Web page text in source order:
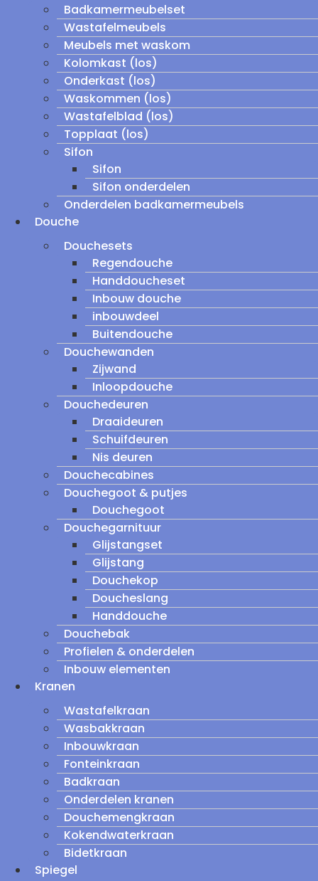
Badkamermeubelset
Wastafelmeubels
Meubels met waskom
Kolomkast (los)
Onderkast (los)
Waskommen (los)
Wastafelblad (los)
Topplaat (los)
Sifon
Sifon
Sifon onderdelen
Onderdelen badkamermeubels
Douche
Douchesets
Regendouche
Handdoucheset
Inbouw douche
inbouwdeel
Buitendouche
Douchewanden
Zijwand
Inloopdouche
Douchedeuren
Draaideuren
Schuifdeuren
Nis deuren
Douchecabines
Douchegoot & putjes
Douchegoot
Douchegarnituur
Glijstangset
Glijstang
Douchekop
Doucheslang
Handdouche
Douchebak
Profielen & onderdelen
Inbouw elementen
Kranen
Wastafelkraan
Wasbakkraan
Inbouwkraan
Fonteinkraan
Badkraan
Onderdelen kranen
Douchemengkraan
Kokendwaterkraan
Bidetkraan
Spiegel